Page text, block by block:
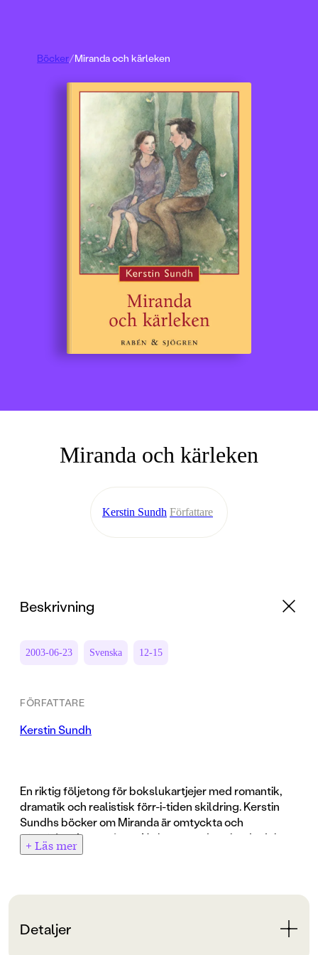
Miranda och kärleken
Kerstin Sundh Författare
Böcker/Miranda och kärleken
Beskrivning
2003-06-23 Svenska 12-15
FÖRFATTARE
Kerstin Sundh
En riktig följetong för bokslukartjejer med romantik,
dramatik och realistisk förr-i-tiden skildring. Kerstin
Sundhs böcker om Miranda är omtyckta och
efterfrågade av många. Nu kommer den sjunde delen
ut i lågpris. Den här sommaren har Miranda mycket att
måla och det leder henne till möten med olika
+ Läs mer
Detaljer